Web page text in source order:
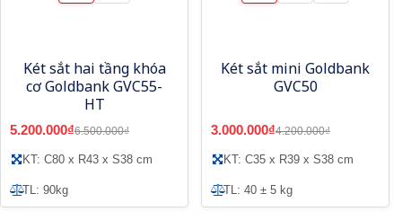
Két sắt hai tầng khóa
cơ Goldbank GVC55-
HT
5.200.000₫6.500.000₫
KT: C80 x R43 x S38 cm
TL: 90kg
Két sắt mini Goldbank
GVC50
3.000.000₫4.200.000₫
KT: C35 x R39 x S38 cm
TL: 40 ± 5 kg